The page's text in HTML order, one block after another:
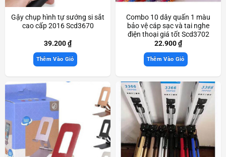
Gậy chụp hình tự sướng si sắt
cao cấp 2016 Scd3670
39.200₫
Thêm Vào Giỏ
Combo 10 dây quấn 1 màu
bảo vệ cáp sạc và tai nghe
điện thoại giá tốt Scd3702
22.900₫
Thêm Vào Giỏ